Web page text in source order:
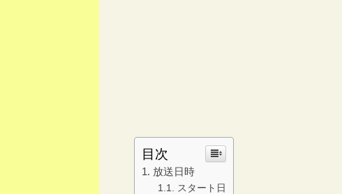
目次
放送日時
スタート日